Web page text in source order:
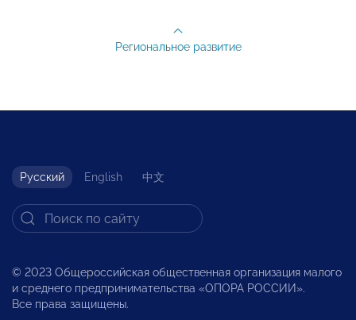
Региональное развитие
Русский English 中文
© 2023 Общероссийская общественная организация малого
и среднего предпринимательства «ОПОРА РОССИИ».
Все права защищены.